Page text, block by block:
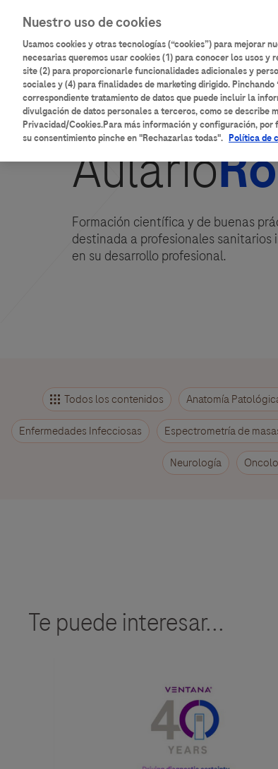
contenido
principal
Main
navigation
Inicio Catálogo de contenidos
Aulario
Formación científica y de buenas
destinada a profesionales sanitarios
en su desarrollo profesional.
Todos los contenidos Anatomía
Enfermedades Infecciosas Espectrometría de
Neurología
Te puede interesar...
Nuestro uso de cookies
Usamos cookies y otras tecnologías (“cookies”) para mejorar
necesarias queremos usar cookies (1) para conocer los usos
site (2) para proporcionarle funcionalidades adicionales y
sociales y (4) para finalidades de marketing dirigido.
correspondiente tratamiento de datos que puede incluir la
divulgación de datos personales a terceros, como se describe
Privacidad/Cookies.Para más información y configuración,
su consentimiento pinche en "Rechazarlas todas". Política de